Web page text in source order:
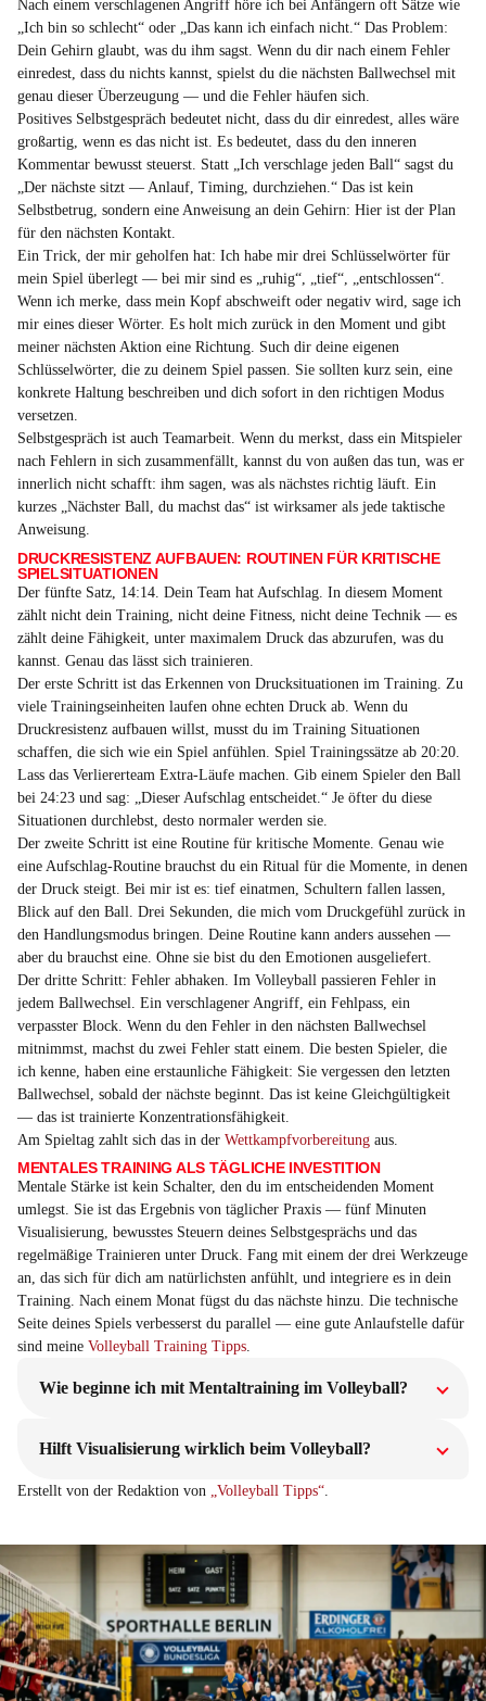
Nach einem verschlagenen Angriff höre ich bei Anfängern oft Sätze wie
„Ich bin so schlecht“ oder „Das kann ich einfach nicht.“ Das Problem:
Dein Gehirn glaubt, was du ihm sagst. Wenn du dir nach einem Fehler
einredest, dass du nichts kannst, spielst du die nächsten Ballwechsel mit
genau dieser Überzeugung — und die Fehler häufen sich.
Positives Selbstgespräch bedeutet nicht, dass du dir einredest, alles wäre
großartig, wenn es das nicht ist. Es bedeutet, dass du den inneren
Kommentar bewusst steuerst. Statt „Ich verschlage jeden Ball“ sagst du
„Der nächste sitzt — Anlauf, Timing, durchziehen.“ Das ist kein
Selbstbetrug, sondern eine Anweisung an dein Gehirn: Hier ist der Plan
für den nächsten Kontakt.
Ein Trick, der mir geholfen hat: Ich habe mir drei Schlüsselwörter für
mein Spiel überlegt — bei mir sind es „ruhig“, „tief“, „entschlossen“.
Wenn ich merke, dass mein Kopf abschweift oder negativ wird, sage ich
mir eines dieser Wörter. Es holt mich zurück in den Moment und gibt
meiner nächsten Aktion eine Richtung. Such dir deine eigenen
Schlüsselwörter, die zu deinem Spiel passen. Sie sollten kurz sein, eine
konkrete Haltung beschreiben und dich sofort in den richtigen Modus
versetzen.
Selbstgespräch ist auch Teamarbeit. Wenn du merkst, dass ein Mitspieler
nach Fehlern in sich zusammenfällt, kannst du von außen das tun, was er
innerlich nicht schafft: ihm sagen, was als nächstes richtig läuft. Ein
kurzes „Nächster Ball, du machst das“ ist wirksamer als jede taktische
Anweisung.
DRUCKRESISTENZ AUFBAUEN: ROUTINEN FÜR KRITISCHE
SPIELSITUATIONEN
Der fünfte Satz, 14:14. Dein Team hat Aufschlag. In diesem Moment
zählt nicht dein Training, nicht deine Fitness, nicht deine Technik — es
zählt deine Fähigkeit, unter maximalem Druck das abzurufen, was du
kannst. Genau das lässt sich trainieren.
Der erste Schritt ist das Erkennen von Drucksituationen im Training. Zu
viele Trainingseinheiten laufen ohne echten Druck ab. Wenn du
Druckresistenz aufbauen willst, musst du im Training Situationen
schaffen, die sich wie ein Spiel anfühlen. Spiel Trainingssätze ab 20:20.
Lass das Verliererteam Extra-Läufe machen. Gib einem Spieler den Ball
bei 24:23 und sag: „Dieser Aufschlag entscheidet.“ Je öfter du diese
Situationen durchlebst, desto normaler werden sie.
Der zweite Schritt ist eine Routine für kritische Momente. Genau wie
eine Aufschlag-Routine brauchst du ein Ritual für die Momente, in denen
der Druck steigt. Bei mir ist es: tief einatmen, Schultern fallen lassen,
Blick auf den Ball. Drei Sekunden, die mich vom Druckgefühl zurück in
den Handlungsmodus bringen. Deine Routine kann anders aussehen —
aber du brauchst eine. Ohne sie bist du den Emotionen ausgeliefert.
Der dritte Schritt: Fehler abhaken. Im Volleyball passieren Fehler in
jedem Ballwechsel. Ein verschlagener Angriff, ein Fehlpass, ein
verpasster Block. Wenn du den Fehler in den nächsten Ballwechsel
mitnimmst, machst du zwei Fehler statt einem. Die besten Spieler, die
ich kenne, haben eine erstaunliche Fähigkeit: Sie vergessen den letzten
Ballwechsel, sobald der nächste beginnt. Das ist keine Gleichgültigkeit
— das ist trainierte Konzentrationsfähigkeit.
Am Spieltag zahlt sich das in der Wettkampfvorbereitung aus.
MENTALES TRAINING ALS TÄGLICHE INVESTITION
Mentale Stärke ist kein Schalter, den du im entscheidenden Moment
umlegst. Sie ist das Ergebnis von täglicher Praxis — fünf Minuten
Visualisierung, bewusstes Steuern deines Selbstgesprächs und das
regelmäßige Trainieren unter Druck. Fang mit einem der drei Werkzeuge
an, das sich für dich am natürlichsten anfühlt, und integriere es in dein
Training. Nach einem Monat fügst du das nächste hinzu. Die technische
Seite deines Spiels verbesserst du parallel — eine gute Anlaufstelle dafür
sind meine Volleyball Training Tipps.
Wie beginne ich mit Mentaltraining im Volleyball?
Hilft Visualisierung wirklich beim Volleyball?
Erstellt von der Redaktion von „Volleyball Tipps“.